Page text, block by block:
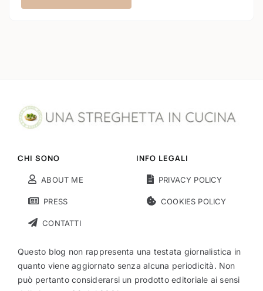
CHI SONO
ABOUT ME
PRESS
CONTATTI
INFO LEGALI
PRIVACY POLICY
COOKIES POLICY
Questo blog non rappresenta una testata giornalistica in
quanto viene aggiornato senza alcuna periodicità. Non
può pertanto considerarsi un prodotto editoriale ai sensi